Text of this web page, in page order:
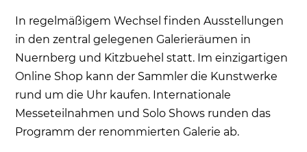
In regelmäßigem Wechsel finden Ausstellungen
in den zentral gelegenen Galerieräumen in
Nuernberg und Kitzbuehel statt. Im einzigartigen
Online Shop kann der Sammler die Kunstwerke
rund um die Uhr kaufen. Internationale
Messeteilnahmen und Solo Shows runden das
Programm der renommierten Galerie ab.